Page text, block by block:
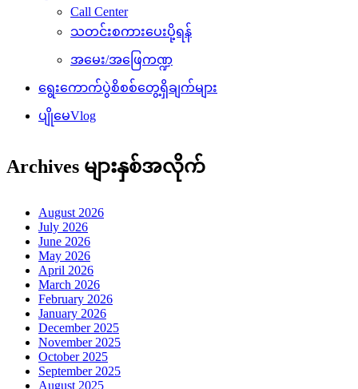
Call Center
သတင်းစကားပေးပို့ရန်
အမေး/အဖြေကဏ္ဍ
ရွေးကောက်ပွဲစိစစ်တွေ့ရှိချက်များ
ပျိုမေVlog
Archives များနှစ်အလိုက်
August 2026
July 2026
June 2026
May 2026
April 2026
March 2026
February 2026
January 2026
December 2025
November 2025
October 2025
September 2025
August 2025